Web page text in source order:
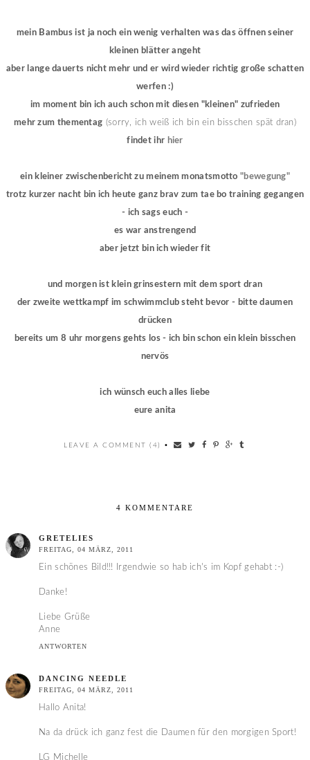
mein Bambus ist ja noch ein wenig verhalten was das öffnen seiner
kleinen blätter angeht
aber lange dauerts nicht mehr und er wird wieder richtig große schatten
werfen :)
im moment bin ich auch schon mit diesen "kleinen" zufrieden
mehr zum thementag (sorry, ich weiß ich bin ein bisschen spät dran)
findet ihr hier
ein kleiner zwischenbericht zu meinem monatsmotto "bewegung"
trotz kurzer nacht bin ich heute ganz brav zum tae bo training gegangen
- ich sags euch -
es war anstrengend
aber jetzt bin ich wieder fit
und morgen ist klein grinsestern mit dem sport dran
der zweite wettkampf im schwimmclub steht bevor - bitte daumen
drücken
bereits um 8 uhr morgens gehts los - ich bin schon ein klein bisschen
nervös
ich wünsch euch alles liebe
eure anita
LEAVE A COMMENT (4) •
4 KOMMENTARE
GRETELIES
FREITAG, 04 MÄRZ, 2011
Ein schönes Bild!!! Irgendwie so hab ich's im Kopf gehabt :-)
Danke!
Liebe Grüße
Anne
ANTWORTEN
DANCING NEEDLE
FREITAG, 04 MÄRZ, 2011
Hallo Anita!
Na da drück ich ganz fest die Daumen für den morgigen Sport!
LG Michelle